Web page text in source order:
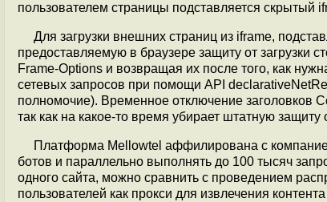
пользователем страницы подставляется скрытый
Для загрузки внешних страниц из iframe,
предоставляемую в браузере защиту от загрузки
Frame-Options и возвращая их после того, как
сетевых запросов при помощи API
полномочие). Временное отключение заголовков
так как на какое-то время убирает штатную защиту
Платформа Mellowtel аффилирована с
ботов и параллельно выполнять до 100 тысяч
одного сайта, можно сравнить с проведением
пользователей как прокси для извлечения